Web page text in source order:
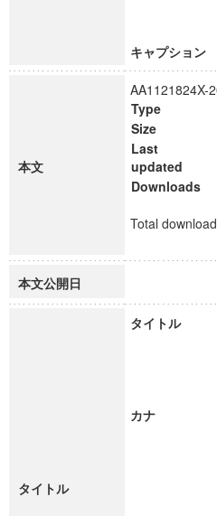
キャプション
本文
AA1121824X-
Type
Size
Last
updated
Downloads
Total
本文公開日
タイトル
タイトル
カナ